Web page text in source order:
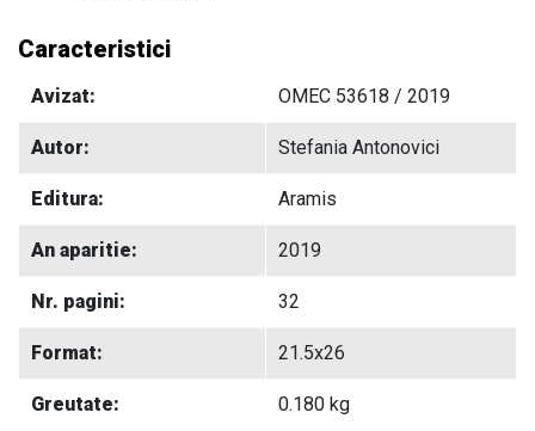
Caracteristici
Avizat: OMEC 53618 / 2019
Autor: Stefania Antonovici
Editura: Aramis
An aparitie: 2019
Nr. pagini: 32
Format: 21.5x26
Greutate: 0.180 kg